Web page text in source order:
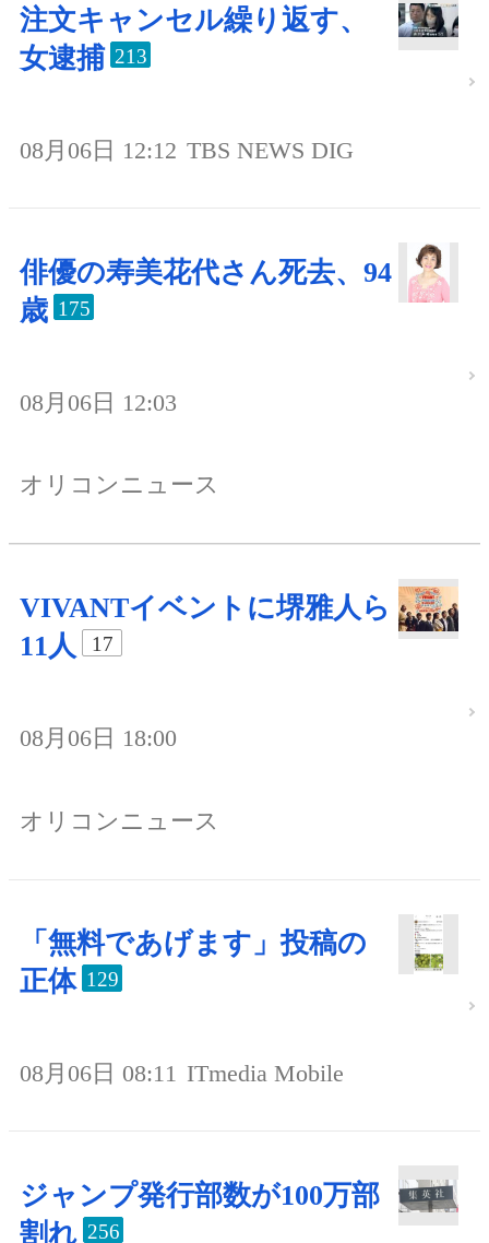
注文キャンセル繰り返す、
女逮捕 213
08月06日 12:12 TBS NEWS DIG
俳優の寿美花代さん死去、94
歳 175
08月06日 12:03
オリコンニュース
VIVANTイベントに堺雅人ら
11人
17
08月06日 18:00
オリコンニュース
「無料であげます」投稿の
正体 129
08月06日 08:11 ITmedia Mobile
ジャンプ発行部数が100万部
割れ 256